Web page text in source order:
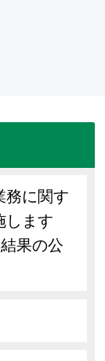
務に関す
します
果の公